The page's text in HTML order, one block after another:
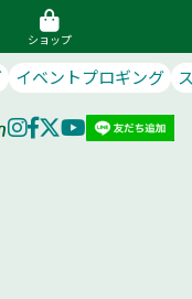
ショップ
イベントプロギング